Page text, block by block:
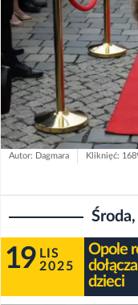
Autor: Dagmara Kliknięć:
19 LIS
2025
Opole
dzieci